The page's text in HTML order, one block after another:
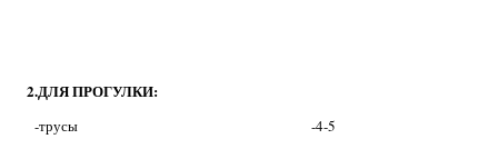
2.ДЛЯ ПРОГУЛКИ:
-трусы
-4-5